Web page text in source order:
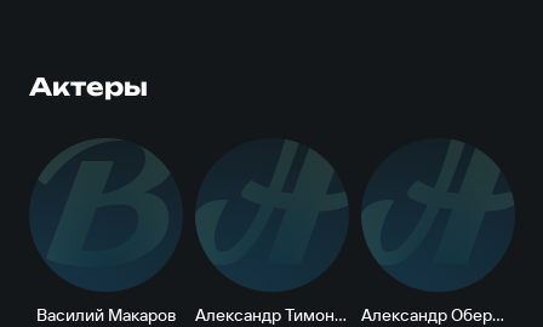
Актеры
В
Василий Макаров А
Александр Тимонтаев А
Александр Оберюхтин